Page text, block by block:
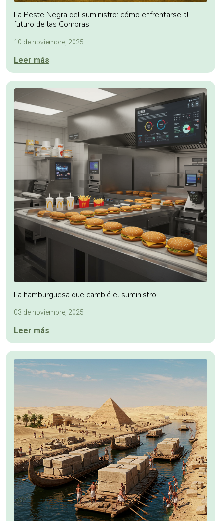
La Peste Negra del suministro: cómo enfrentarse al
futuro de las Compras
10 de noviembre, 2025
Leer más
La hamburguesa que cambió el suministro
03 de noviembre, 2025
Leer más